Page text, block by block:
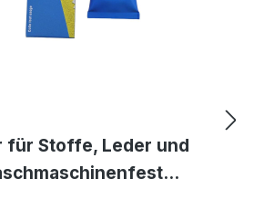
für Stoffe, Leder und